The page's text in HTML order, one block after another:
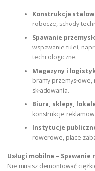
Konstrukcje
robocze, schody
Spawanie
wspawanie tulei,
technologiczne.
Magazyny i
bramy przemysłowe,
składowania.
Biura, sklepy, lokale
konstrukcje
Instytucje
rowerowe, place
Usługi mobilne –
Nie musisz demontować